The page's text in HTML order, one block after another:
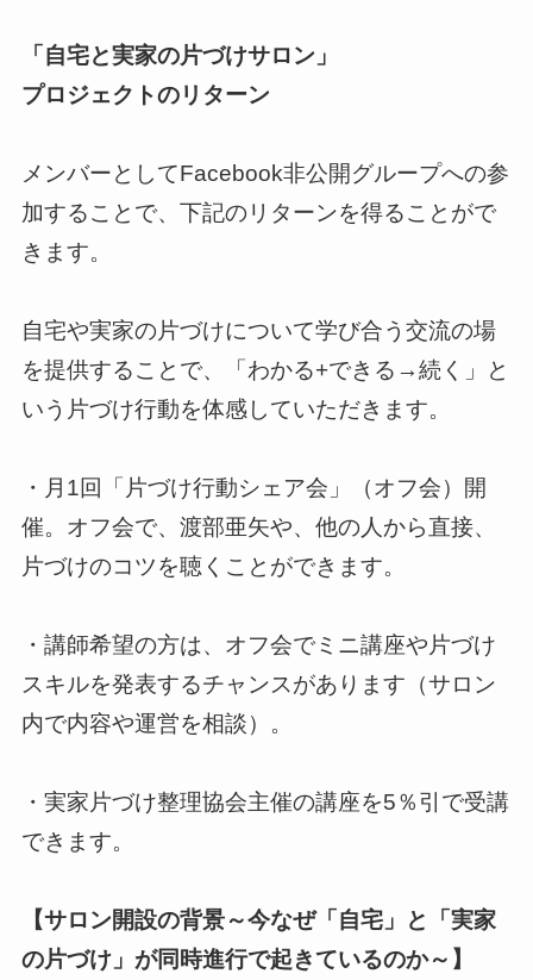
「自宅と実家の片づけサロン」
プロジェクトのリターン
メンバーとしてFacebook非公開グループへの参
加することで、下記のリターンを得ることがで
きます。
自宅や実家の片づけについて学び合う交流の場
を提供することで、「わかる+できる→続く」と
いう片づけ行動を体感していただきます。
・月1回「片づけ行動シェア会」（オフ会）開
催。オフ会で、渡部亜矢や、他の人から直接、
片づけのコツを聴くことができます。
・講師希望の方は、オフ会でミニ講座や片づけ
スキルを発表するチャンスがあります（サロン
内で内容や運営を相談）。
・実家片づけ整理協会主催の講座を5％引で受講
できます。
【サロン開設の背景～今なぜ「自宅」と「実家
の片づけ」が同時進行で起きているのか～】